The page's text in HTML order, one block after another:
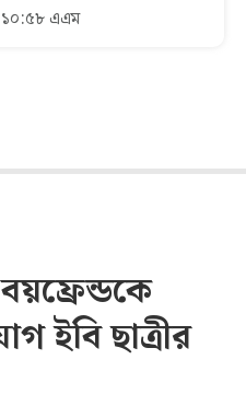
এএম
ইবি ছাত্রীর